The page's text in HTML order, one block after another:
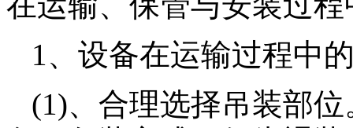
1、设备在运输过程中
(1)、合理选择吊装部